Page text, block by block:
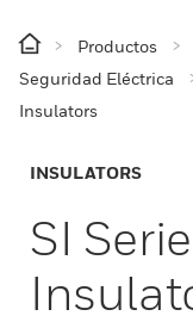
Productos
Seguridad Eléctrica
Insulators
INSULATORS
SI